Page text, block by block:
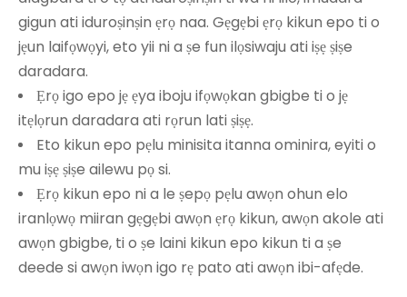
gigun ati iduroṣinṣin ẹrọ naa. Gẹgẹbi ẹrọ kikun epo ti o
jẹun laifọwọyi, eto yii ni a ṣe fun ilọsiwaju ati iṣẹ ṣiṣe
daradara.
Ẹrọ igo epo jẹ ẹya iboju ifọwọkan gbigbe ti o jẹ
itẹlọrun daradara ati rọrun lati ṣiṣẹ.
Eto kikun epo pẹlu minisita itanna ominira, eyiti o
mu iṣẹ ṣiṣe ailewu pọ si.
Ẹrọ kikun epo ni a le ṣepọ pẹlu awọn ohun elo
iranlọwọ miiran gẹgẹbi awọn ẹrọ kikun, awọn akole ati
awọn gbigbe, ti o ṣe laini kikun epo kikun ti a ṣe
deede si awọn iwọn igo rẹ pato ati awọn ibi-afẹde.